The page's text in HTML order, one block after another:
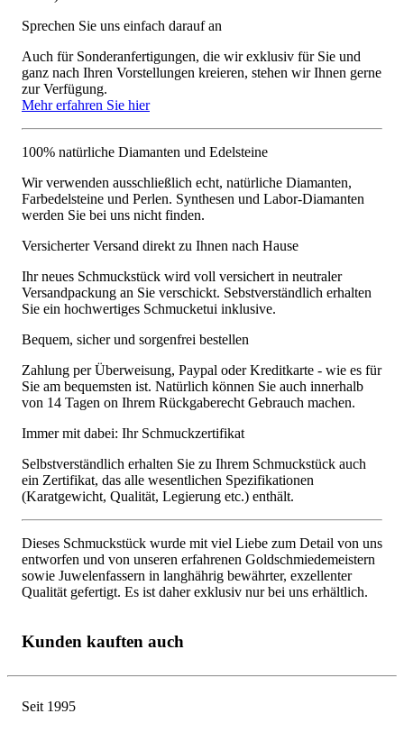
Sprechen Sie uns einfach darauf an
Auch für Sonderanfertigungen, die wir exklusiv für Sie und
ganz nach Ihren Vorstellungen kreieren, stehen wir Ihnen gerne
zur Verfügung.
Mehr erfahren Sie hier
100% natürliche Diamanten und Edelsteine
Wir verwenden ausschließlich echt, natürliche Diamanten,
Farbedelsteine und Perlen. Synthesen und Labor-Diamanten
werden Sie bei uns nicht finden.
Versicherter Versand direkt zu Ihnen nach Hause
Ihr neues Schmuckstück wird voll versichert in neutraler
Versandpackung an Sie verschickt. Sebstverständlich erhalten
Sie ein hochwertiges Schmucketui inklusive.
Bequem, sicher und sorgenfrei bestellen
Zahlung per Überweisung, Paypal oder Kreditkarte - wie es für
Sie am bequemsten ist. Natürlich können Sie auch innerhalb
von 14 Tagen on Ihrem Rückgaberecht Gebrauch machen.
Immer mit dabei: Ihr Schmuckzertifikat
Selbstverständlich erhalten Sie zu Ihrem Schmuckstück auch
ein Zertifikat, das alle wesentlichen Spezifikationen
(Karatgewicht, Qualität, Legierung etc.) enthält.
Dieses Schmuckstück wurde mit viel Liebe zum Detail von uns
entworfen und von unseren erfahrenen Goldschmiedemeistern
sowie Juwelenfassern in langhährig bewährter, exzellenter
Qualität gefertigt. Es ist daher exklusiv nur bei uns erhältlich.
Kunden kauften auch
Seit 1995